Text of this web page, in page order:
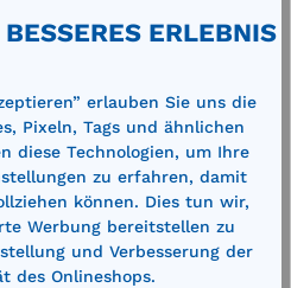
ERLEBNIS
erlauben Sie uns die
Pixeln, Tags und ähnlichen
diese Technologien, um Ihre
zu erfahren, damit
können. Dies tun wir,
Werbung bereitstellen zu
und Verbesserung der
des Onlineshops.